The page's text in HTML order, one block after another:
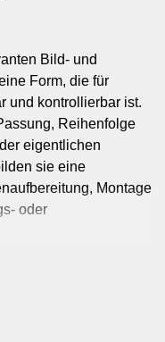
Bild- und
Form, die für
und kontrollierbar ist.
Reihenfolge
eigentlichen
sie eine
Montage
oder